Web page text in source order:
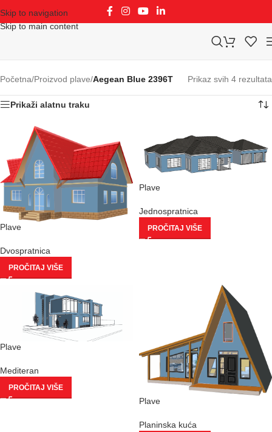
Skip to navigation
Skip to main content
Početna/Proizvod plave/Aegean Blue 2396T Prikaz svih 4 rezultata
Prikaži alatnu traku
Plave
Dvospratnica
PROČITAJ VIŠE
Plave
Jednospratnica
PROČITAJ VIŠE
Plave
Mediteran
PROČITAJ VIŠE
Plave
Planinska kuća